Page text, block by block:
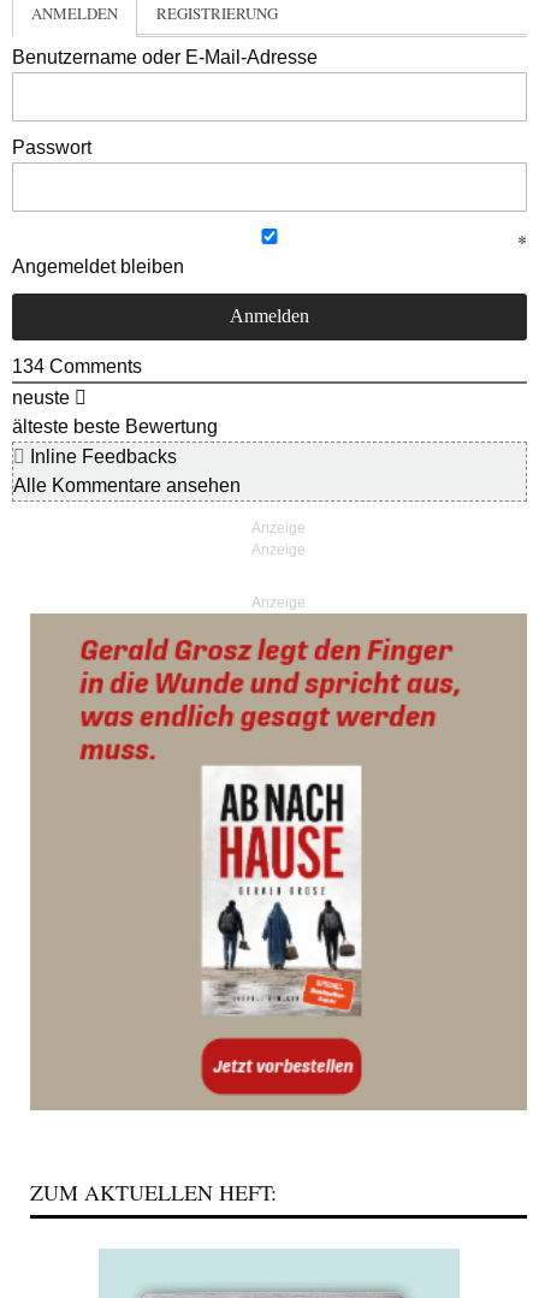
ANMELDEN REGISTRIERUNG
Benutzername oder E-Mail-Adresse
Passwort
Angemeldet bleiben
134 Comments
neuste
älteste beste Bewertung
Inline Feedbacks
Alle Kommentare ansehen
Anzeige
ZUM AKTUELLEN HEFT: